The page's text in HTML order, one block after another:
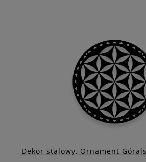
eleganckiej stalowej dekoracji
słońce i półksiężyc.
DO
ZOBACZ
Dekor stalowy, Ornament